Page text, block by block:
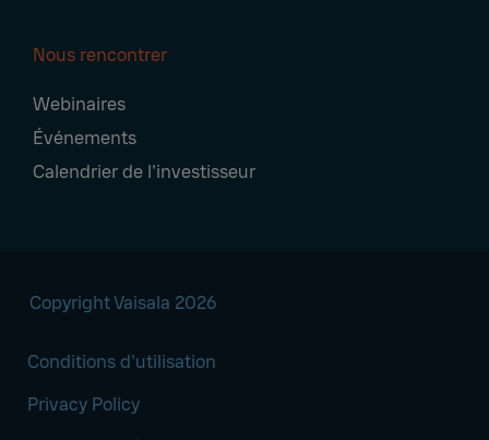
Nous rencontrer
Webinaires
Événements
Calendrier de l'investisseur
Copyright Vaisala 2026
Conditions d'utilisation
Privacy Policy